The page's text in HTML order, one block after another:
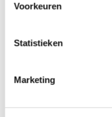
Voorkeuren
Statistieken
Marketing